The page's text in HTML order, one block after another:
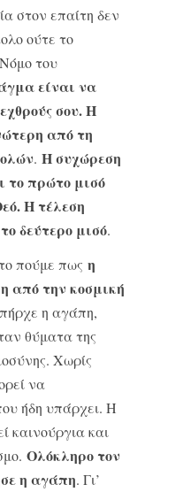
στον επαίτη δεν
ούτε το
του
είναι να
σου. Η
από τη
. Η συχώρεση
το πρώτο μισό
Η τέλεση
δεύτερο μισό.
πούμε πως η
από την κοσμική
η αγάπη,
θύματα της
Χωρίς
να
ήδη υπάρχει. Η
καινούργια και
Ολόκληρο τον
η αγάπη. Γι’